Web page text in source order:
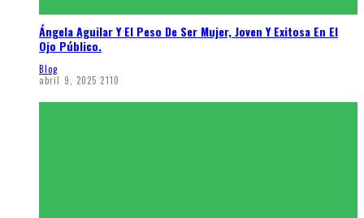
Ángela Aguilar Y El Peso De Ser Mujer, Joven Y Exitosa En El
Ojo Público.
Blog
abril 9, 2025 2110